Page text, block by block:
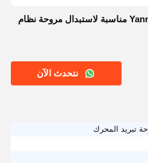
مروحة المحرك Yanmar 4TNV106 مناسبة لاستبدال مروحة نظام
نتحدث الآن